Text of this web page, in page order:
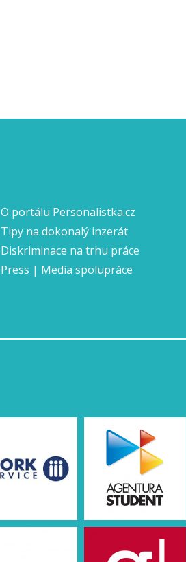
O portálu Personalistka.cz
Tipy na dokonalý inzerát
Diskriminace na trhu práce
Press | Media spolupráce